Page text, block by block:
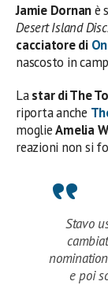
Jamie Dornanè
Desert Island
cacciatore di
nascosto in
Lastar di The
riporta anche
moglieAmelia
reazioni non si
Stavo
e poi